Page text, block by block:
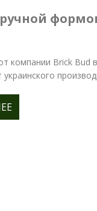
компании Brick Bud